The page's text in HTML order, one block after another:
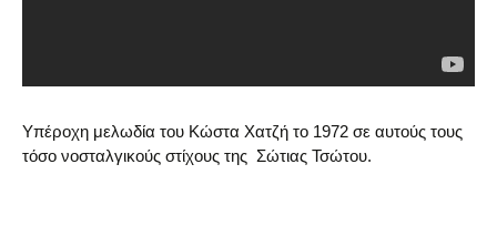
Υπέροχη μελωδία του Κώστα Χατζή το 1972 σε αυτούς τους
τόσο νοσταλγικούς στίχους της Σώτιας Τσώτου.